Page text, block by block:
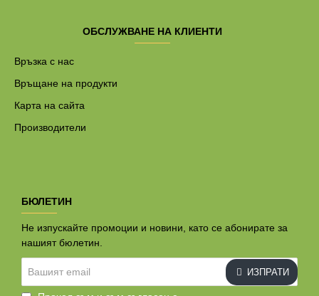
ОБСЛУЖВАНЕ НА КЛИЕНТИ
Връзка с нас
Връщане на продукти
Карта на сайта
Производители
БЮЛЕТИН
Не изпускайте промоции и новини, като се абонирате за
нашият бюлетин.
email
ИЗПРАТИ